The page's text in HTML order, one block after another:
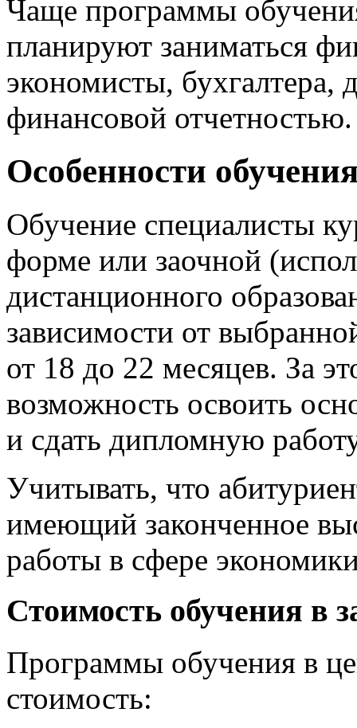
Чаще программы
планируют заниматься
экономисты, бухгалтера,
финансовой отчетностью.
Особенности
Обучение специалисты
форме или заочной
дистанционного
зависимости от
от 18 до 22 месяцев. За
возможность освоить
и сдать дипломную
Учитывать, что
имеющий законченное
работы в сфере
Стоимость обучения в
Программы обучения в
стоимость: